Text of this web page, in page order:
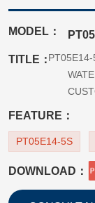
MODEL：
TITLE：
FEATURE：
PT05E14-5S
DOWNLOAD：